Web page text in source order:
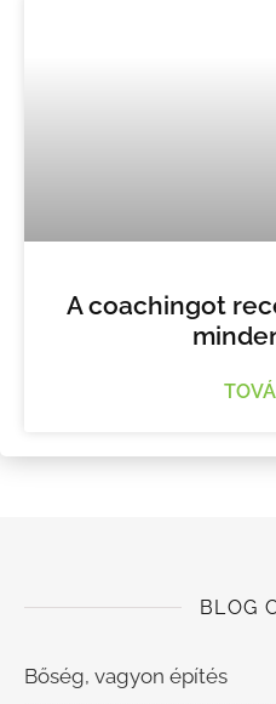
A coachingot
BLOG
Bőség, vagyon építés